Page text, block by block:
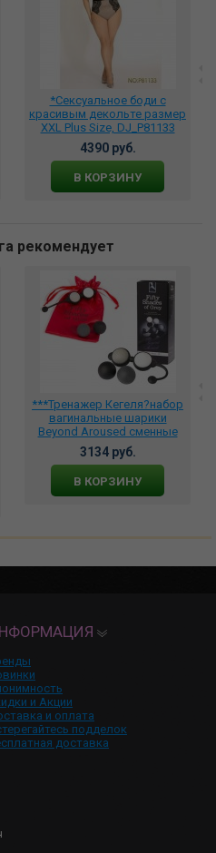
*Сексуальное боди с
красивым декольте размер
XXL Plus Size, DJ_P81133
4390 руб.
В КОРЗИНУ
рекомендует
***Тренажер Кегеля?набор
вагинальные шарики
Beyond Aroused сменные
черный и белые, 522430
3134 руб.
В КОРЗИНУ
и Акции
и оплата
подделок
доставка